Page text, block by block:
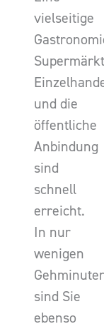
vielseitige
und die
öffentliche
Anbindung
sind
schnell
erreicht.
In nur
wenigen
sind Sie
ebenso